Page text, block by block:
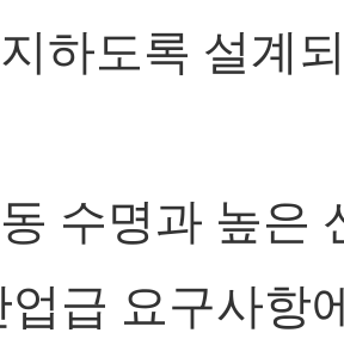
하도록 설계
수명과 높은
업급 요구사항